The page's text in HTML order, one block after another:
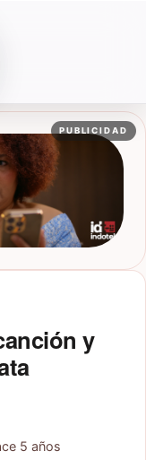
PUBLICIDAD
y
5 años